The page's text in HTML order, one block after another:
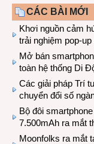
CÁC BÀI MỚI
Khơi nguồn cảm
trải nghiệm pop-
Mở bán
toàn hệ thống Di
Các giải pháp Trí
chuyển đổi số
Bộ đôi
7.500mAh ra mắt
Moonfolks ra mắt